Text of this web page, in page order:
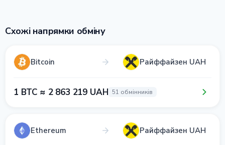
Схожі напрямки обміну
Bitcoin Райффайзен UAH
1 BTC ≈ 2 863 219 UAH 51 обмінників
Ethereum Райффайзен UAH